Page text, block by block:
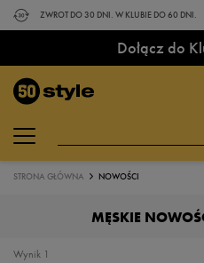
ZWROT DO 30 DNI. W KLUBIE DO 60 DNI.
Dołącz do
STRONA GŁÓWNA NOWOŚCI
MĘSKIE
1
Wynik